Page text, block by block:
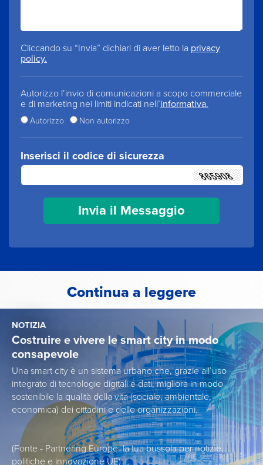
Cliccando su “Invia” dichiari di aver letto la privacy
policy.
Autorizzo l’invio di comunicazioni a scopo commerciale
e di marketing nei limiti indicati nell’informativa.
Autorizzo Non autorizzo
Inserisci il codice di sicurezza
Continua a leggere
NOTIZIA
Costruire e vivere le smart city in modo
consapevole
Una smart city è un sistema urbano che, grazie all’uso
integrato di tecnologie digitali e dati, migliora in modo
sostenibile la qualità della vita (sociale, ambientale,
economica) dei cittadini e delle organizzazioni.
(Fonte - Partnering Europe: la tua bussola per notizie,
politiche e innovazione UE)